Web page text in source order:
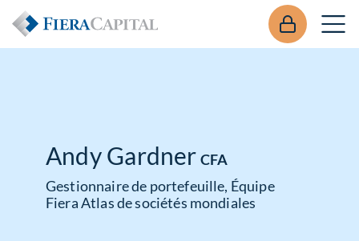
Andy Gardner CFA
Gestionnaire de portefeuille, Équipe
Fiera Atlas de sociétés mondiales